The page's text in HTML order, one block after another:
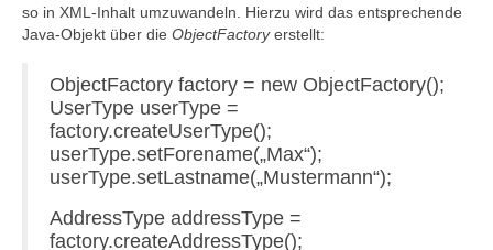
so in XML-Inhalt umzuwandeln. Hierzu wird das entsprechende
Java-Objekt über die ObjectFactoryerstellt:
ObjectFactory factory = new ObjectFactory();
UserType userType =
factory.createUserType();
userType.setForename(„Max“);
userType.setLastname(„Mustermann“);
AddressType addressType =
factory.createAddressType();